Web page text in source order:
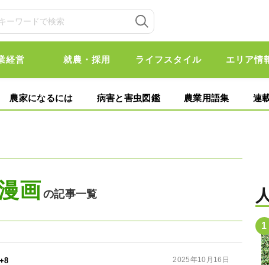
経営 就農・採用 ライフスタイル エリア情
農家になるには 病害と害虫図鑑 農業用語集 連
画 の記事一覧
+8 2025年10月16日